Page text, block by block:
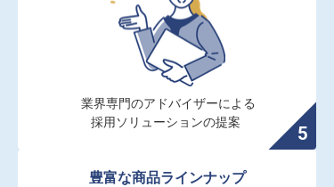
業界専門のアドバイザーによる
採用ソリューションの提案
豊富な商品ラインナップ